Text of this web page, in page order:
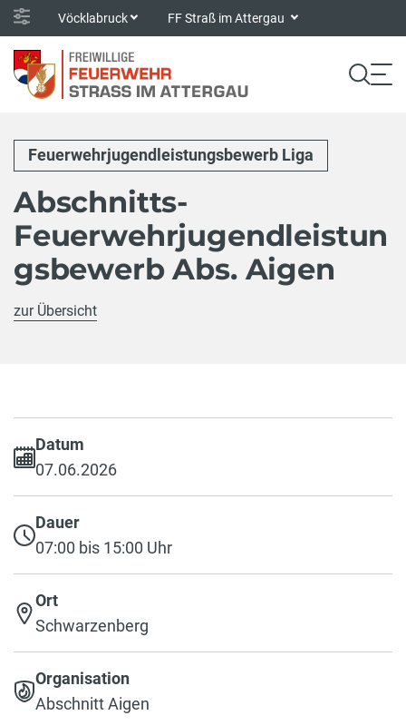
Vöcklabruck FF Straß im Attergau
Feuerwehrjugendleistungsbewerb Liga
Abschnitts-
Feuerwehrjugendleistun
gsbewerb Abs. Aigen
zur Übersicht
Datum
07.06.2026
Dauer
07:00 bis 15:00 Uhr
Ort
Schwarzenberg
Organisation
Abschnitt Aigen